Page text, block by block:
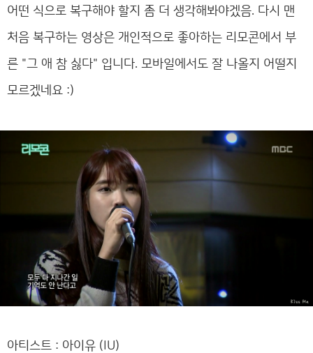
어떤 식으로 복구해야 할지 좀 더 생각해봐야겠음. 다시 맨
처음 복구하는 영상은 개인적으로 좋아하는 리모콘에서 부
른 "그 애 참 싫다" 입니다. 모바일에서도 잘 나올지 어떨지
모르겠네요 :)
아티스트 : 아이유 (IU)